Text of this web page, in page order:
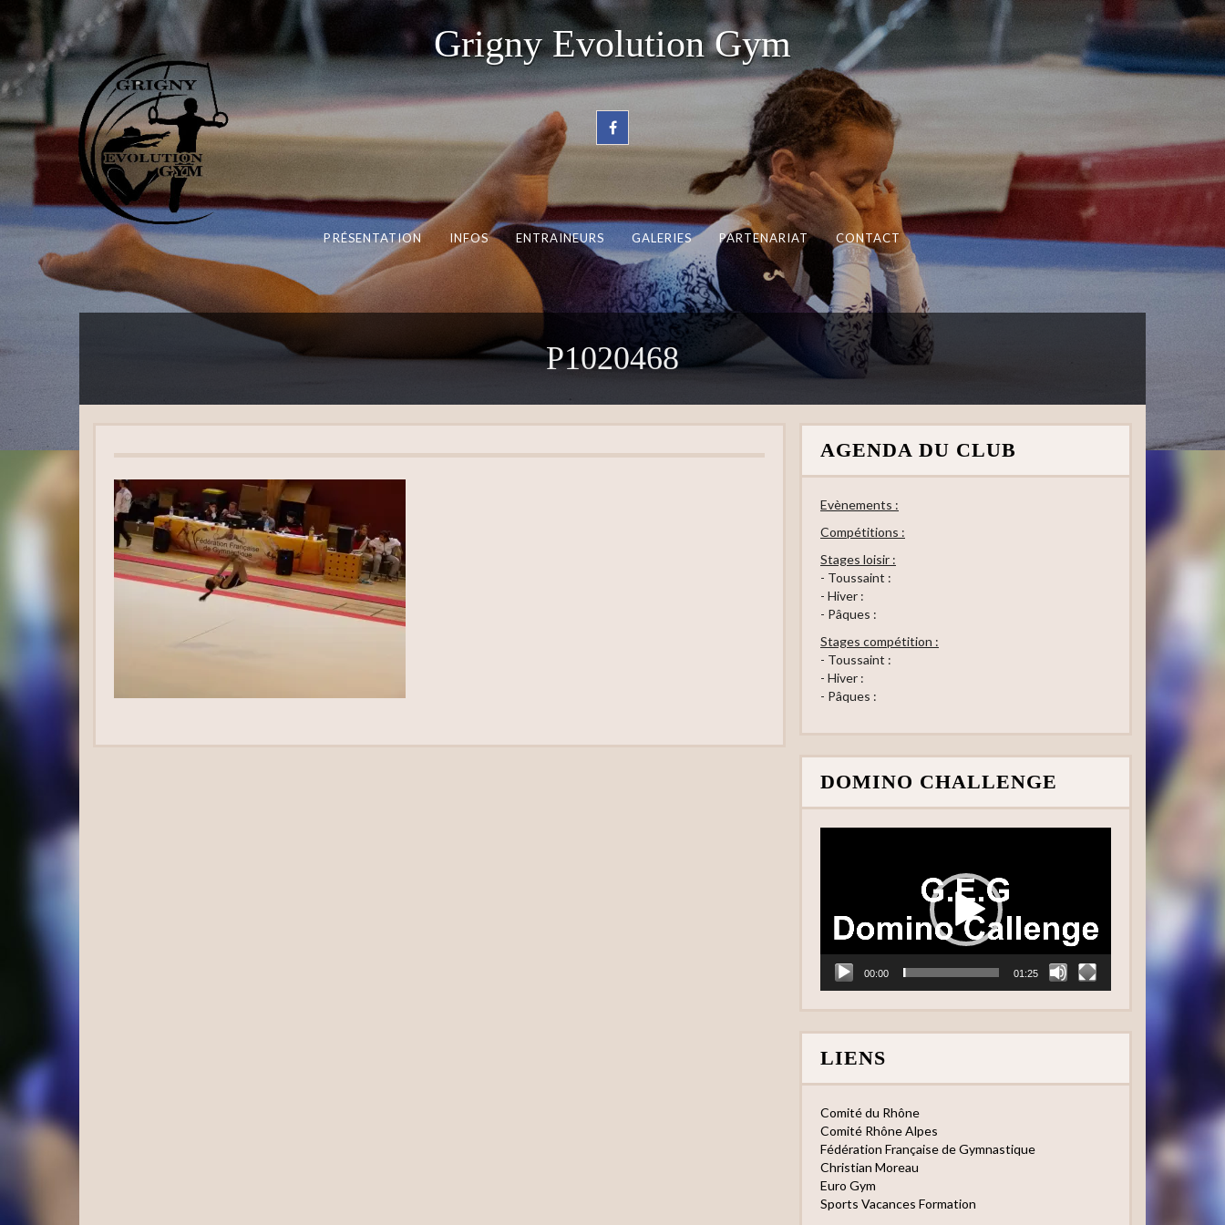
Grigny Evolution Gym
PRÉSENTATION INFOS ENTRAINEURS GALERIES PARTENARIAT CONTACT
P1020468
AGENDA DU CLUB
Evènements :
Compétitions :
Stages loisir :
- Toussaint :
- Hiver :
- Pâques :
Stages compétition :
- Toussaint :
- Hiver :
- Pâques :
DOMINO CHALLENGE
00:00 01:25
LIENS
Comité du Rhône
Comité Rhône Alpes
Fédération Française de Gymnastique
Christian Moreau
Euro Gym
Sports Vacances Formation